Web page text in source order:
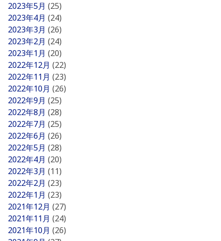
2023年5月 (25)
2023年4月 (24)
2023年3月 (26)
2023年2月 (24)
2023年1月 (20)
2022年12月 (22)
2022年11月 (23)
2022年10月 (26)
2022年9月 (25)
2022年8月 (28)
2022年7月 (25)
2022年6月 (26)
2022年5月 (28)
2022年4月 (20)
2022年3月 (11)
2022年2月 (23)
2022年1月 (23)
2021年12月 (27)
2021年11月 (24)
2021年10月 (26)